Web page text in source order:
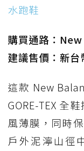
防水鞋推薦
水跑鞋
購買通路：
建議售價：新
這款 New
GORE-TEX 全
風薄膜，同時
戶外泥濘山徑